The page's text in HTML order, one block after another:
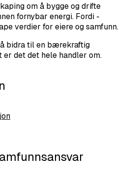
om å bygge og drifte
fornybar energi. Fordi -
verdier for eiere og samfunn.
bidra til en bærekraftig
er det det hele handler om.